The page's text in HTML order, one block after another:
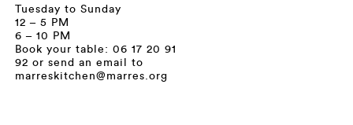
Tuesday to Sunday
12 – 5 PM
6 – 10 PM
Book your table: 06 17 20 91
92 or send an email to
marreskitchen@marres.org